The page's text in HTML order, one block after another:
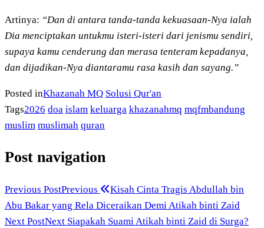
Artinya: “Dan di antara tanda-tanda kekuasaan-Nya ialah
Dia menciptakan untukmu isteri-isteri dari jenismu sendiri,
supaya kamu cenderung dan merasa tenteram kepadanya,
dan dijadikan-Nya diantaramu rasa kasih dan sayang.”
Posted inKhazanah MQ Solusi Qur'an
Tags2026 doa islam keluarga khazanahmq mqfmbandung
muslim muslimah quran
Post navigation
Previous PostPrevious
Kisah Cinta Tragis Abdullah bin
Abu Bakar yang Rela Diceraikan Demi Atikah binti Zaid
Next PostNext Siapakah Suami Atikah binti Zaid di Surga?